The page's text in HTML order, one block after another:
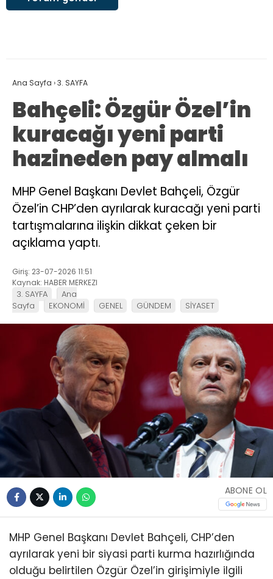
Ana Sayfa ›3. SAYFA
Bahçeli: Özgür Özel’in
kuracağı yeni parti
hazineden pay almalı
MHP Genel Başkanı Devlet Bahçeli, Özgür
Özel’in CHP’den ayrılarak kuracağı yeni parti
tartışmalarına ilişkin dikkat çeken bir
açıklama yaptı.
Giriş: 23-07-2026 11:51
Kaynak: HABER MERKEZI
3. SAYFA
Ana
Sayfa
EKONOMİ GENEL GÜNDEM SİYASET
ABONE OL
MHP Genel Başkanı Devlet Bahçeli, CHP’den
ayrılarak yeni bir siyasi parti kurma hazırlığında
olduğu belirtilen Özgür Özel’in girişimiyle ilgili